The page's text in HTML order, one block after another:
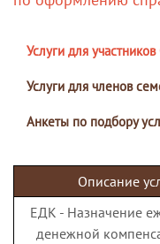
Услуги для
Услуги для членов
Анкеты по подбору
Описание
ЕДК - Назначение
денежной